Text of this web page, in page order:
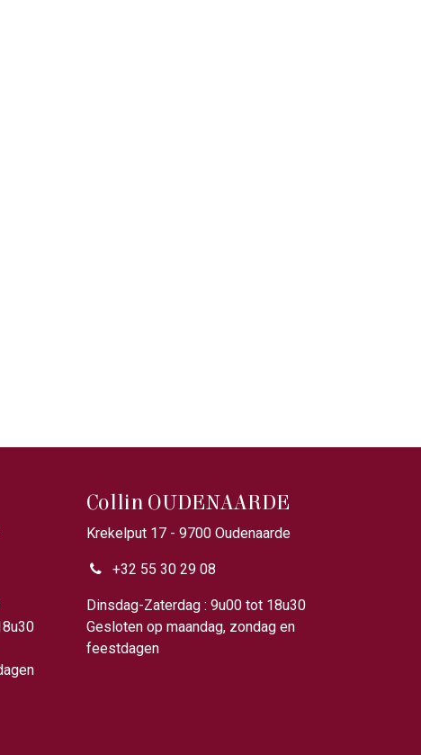
Collin OUDENAARDE
Krekelput 17 - 9700 Oudenaarde
+32 55 30 29 08
Dinsdag-Zaterdag : 9u00 tot 18u30
Gesloten op maandag, zondag en
feestdagen